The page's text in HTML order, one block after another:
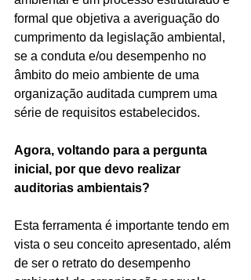
formal que objetiva a averiguação do
cumprimento da legislação ambiental,
se a conduta e/ou desempenho no
âmbito do meio ambiente de uma
organização auditada cumprem uma
série de requisitos estabelecidos.
Agora, voltando para a pergunta
inicial, por que devo realizar
auditorias ambientais?
Esta ferramenta é importante tendo em
vista o seu conceito apresentado, além
de ser o retrato do desempenho